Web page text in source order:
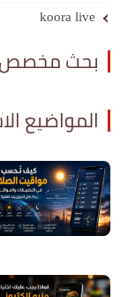
koora live
بحث مخصص
المواضيع